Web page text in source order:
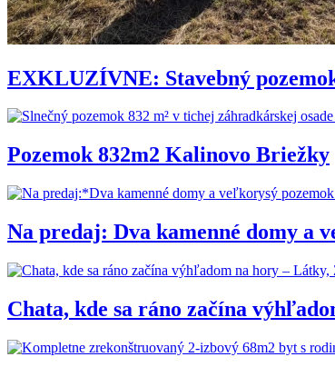
EXKLUZÍVNE: Stavebný
Pozemok 832m2 Kalinovo Briežky
Na predaj: Dva kamenné domy a
Chata, kde sa ráno začína